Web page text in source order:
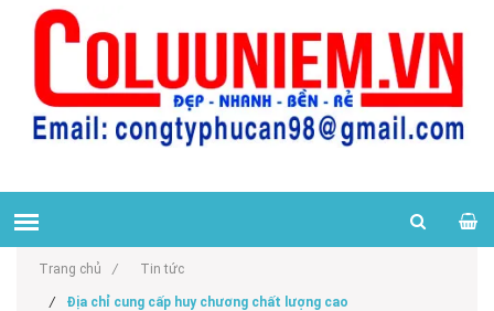
Trang chủ / Tin tức
/ Địa chỉ cung cấp huy chương chất lượng cao